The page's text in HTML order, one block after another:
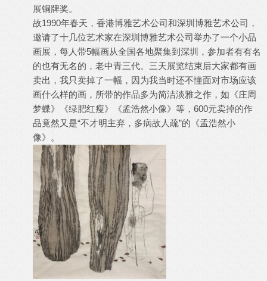
展铜牌奖。
故1990年春天，香港博雅艺术公司和深圳博雅艺术公司，
邀请了十几位艺术家在深圳博雅艺术公司举办了一个小品
画展，每人带5幅画从全国各地聚集到深圳，参加者有有名
的也有无名的，老中青三代。三天展览结束后大家都有画
卖出，我只卖掉了一幅，因为我当时还不懂面对市场应该
画什么样的画，所带的作品多为简洁淡雅之作，如《庄周
梦蝶》《绿肥红瘦》《孟浩然小像》等，600元卖掉的作
品竟然又是“不才明主弃，多病故人疏”的《孟浩然小
像》。